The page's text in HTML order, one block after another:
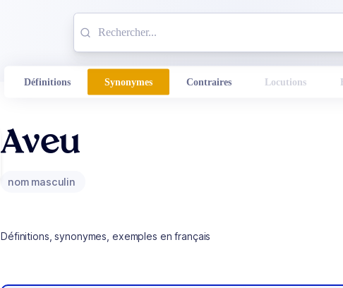
Définitions Synonymes Contraires Locutions
Aveu
nom masculin
Définitions, synonymes, exemples en français